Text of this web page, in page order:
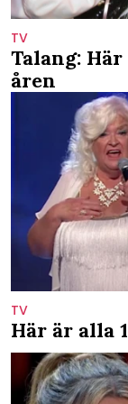
TV
Talang:
åren
TV
Här är alla